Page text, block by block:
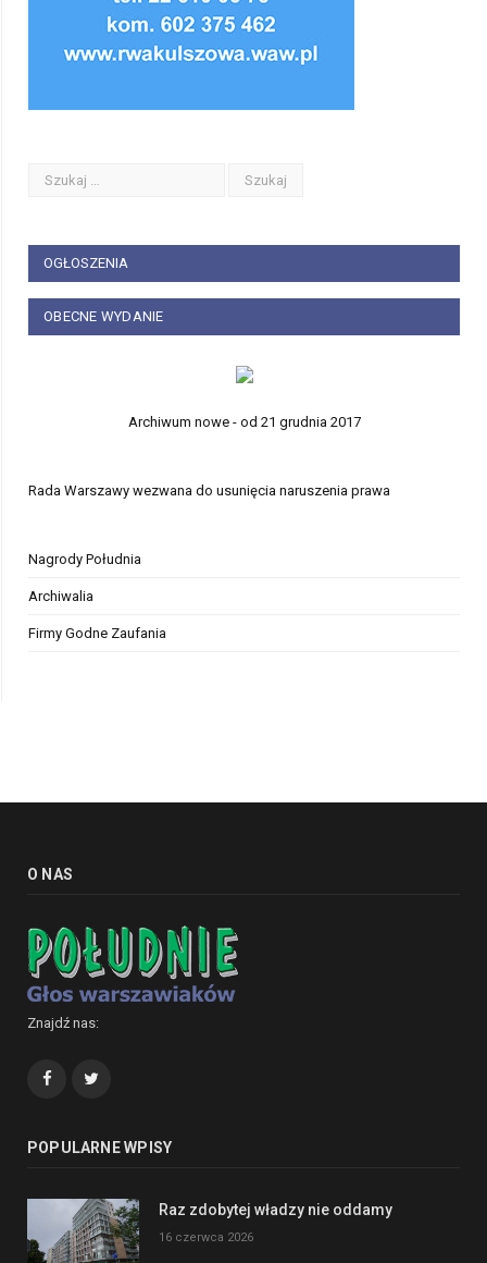
OGŁOSZENIA
OBECNE WYDANIE
Archiwum nowe - od 21 grudnia 2017
Rada Warszawy wezwana do usunięcia naruszenia prawa
Nagrody Południa
Archiwalia
Firmy Godne Zaufania
O NAS
Znajdź nas:
Facebook
POPULARNE WPISY
Raz zdobytej władzy nie oddamy
16 czerwca 2026